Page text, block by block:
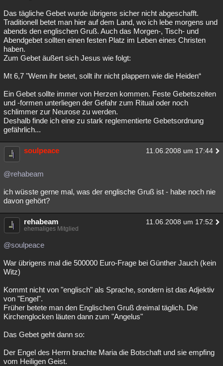
Das tägliche Gebet wurde übrigens sicher nicht abgeschafft.
Traditionell betet man hier auf dem Land, wo ich lebe morgens und
abends den englischen Gruß. Auch das Morgen-, Tisch- und
Abendgebet sollten einen festen Platz im Leben eines Christen
haben.
Zum Gebet äußert sich Jesus wie folgt:
Mt 6,7 "Wenn ihr betet, sollt ihr nicht plappern wie die Heiden“
Ein Gebet sollte immer von Herzen kommen. Feste Gebetszeiten
und -formen unterliegen der Gefahr zum Ritual oder noch
schlimmer zur Neurose zu werden.
Deshalb finde ich eine zu stark reglementierte Gebetsordnung
gefährlich...
soulpeace 11.06.2008 um 17:44
@rehabeam
ich wüsste gerne mal, was der englische Gruß ist - habe noch nie
davon gehört?
rehabeam 11.06.2008 um 17:52
ehemaliges Mitglied
@soulpeace
War übrigens mal die 500000 Euro-Frage bei Günther Jauch (kein
Witz)
Kommt nicht von "englisch" als Sprache, sondern ist das Adjektiv
von "Engel".
Früher betete man den Englischen Gruß dreimal täglich. Die
Kirchenglocken läuten dann zum "Angelus"
Das Gebet geht dann so:
Der Engel des Herrn brachte Maria die Botschaft und sie empfing
vom Heiligen Geist.